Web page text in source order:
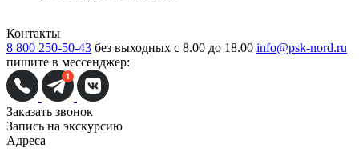
Контакты
8 800 250-50-43 без выходных с 8.00 до 18.00 info@psk-nord.ru
пишите в мессенджер:
Заказать звонок
Запись на экскурсию
Адреса